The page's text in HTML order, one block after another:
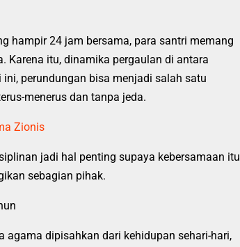
hampir 24 jam bersama, para santri memang
Karena itu, dinamika pergaulan di antara
perundungan bisa menjadi salah satu
menerus dan tanpa jeda.
Zionis
jadi hal penting supaya kebersamaan itu
sebagian pihak.
dipisahkan dari kehidupan sehari-hari,